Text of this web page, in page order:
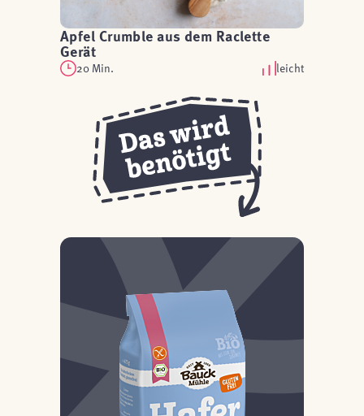
Apfel Crumble aus dem Raclette
Gerät
20 Min. leicht